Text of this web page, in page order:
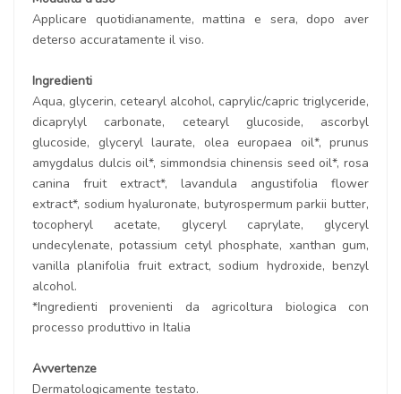
Applicare quotidianamente, mattina e sera, dopo aver
deterso accuratamente il viso.
Ingredienti
Aqua, glycerin, cetearyl alcohol, caprylic/capric triglyceride,
dicaprylyl carbonate, cetearyl glucoside, ascorbyl
glucoside, glyceryl laurate, olea europaea oil*, prunus
amygdalus dulcis oil*, simmondsia chinensis seed oil*, rosa
canina fruit extract*, lavandula angustifolia flower
extract*, sodium hyaluronate, butyrospermum parkii butter,
tocopheryl acetate, glyceryl caprylate, glyceryl
undecylenate, potassium cetyl phosphate, xanthan gum,
vanilla planifolia fruit extract, sodium hydroxide, benzyl
alcohol.
*Ingredienti provenienti da agricoltura biologica con
processo produttivo in Italia
Avvertenze
Dermatologicamente testato.